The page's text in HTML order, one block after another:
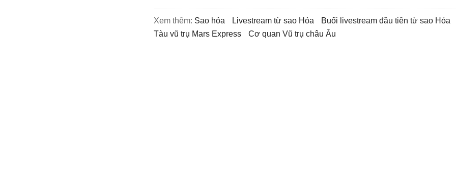
Xem thêm: sao hỏa livestream từ sao Hỏa
buổi livestream đầu tiên từ sao Hỏa
tàu vũ trụ Mars Express
Cơ quan Vũ trụ châu Âu